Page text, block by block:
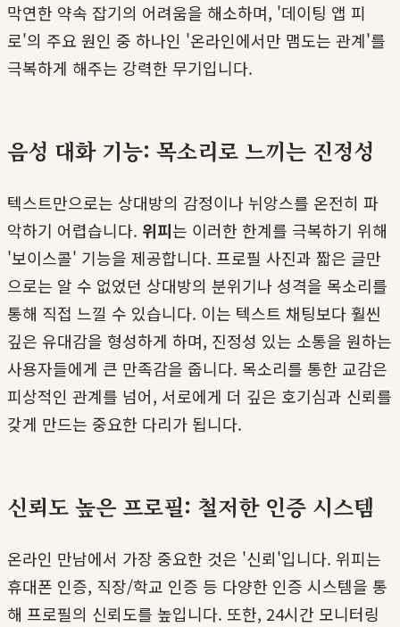
막연한 약속 잡기의 어려움을 해소하며, '데이팅 앱 피
로'의 주요 원인 중 하나인 '온라인에서만 맴도는 관계'를
극복하게 해주는 강력한 무기입니다.
음성 대화 기능: 목소리로 느끼는 진정성
텍스트만으로는 상대방의 감정이나 뉘앙스를 온전히 파
악하기 어렵습니다. 위피는 이러한 한계를 극복하기 위해
'보이스콜' 기능을 제공합니다. 프로필 사진과 짧은 글만
으로는 알 수 없었던 상대방의 분위기나 성격을 목소리를
통해 직접 느낄 수 있습니다. 이는 텍스트 채팅보다 훨씬
깊은 유대감을 형성하게 하며, 진정성 있는 소통을 원하는
사용자들에게 큰 만족감을 줍니다. 목소리를 통한 교감은
피상적인 관계를 넘어, 서로에게 더 깊은 호기심과 신뢰를
갖게 만드는 중요한 다리가 됩니다.
신뢰도 높은 프로필: 철저한 인증 시스템
온라인 만남에서 가장 중요한 것은 '신뢰'입니다. 위피는
휴대폰 인증, 직장/학교 인증 등 다양한 인증 시스템을 통
해 프로필의 신뢰도를 높입니다. 또한, 24시간 모니터링